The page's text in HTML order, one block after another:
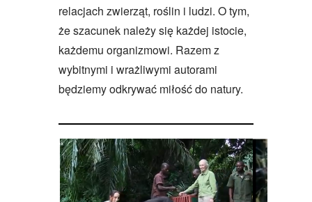
relacjach zwierząt, roślin i ludzi. O tym,
że szacunek należy się każdej istocie,
każdemu organizmowi. Razem z
wybitnymi i wrażliwymi autorami
będziemy odkrywać miłość do natury.